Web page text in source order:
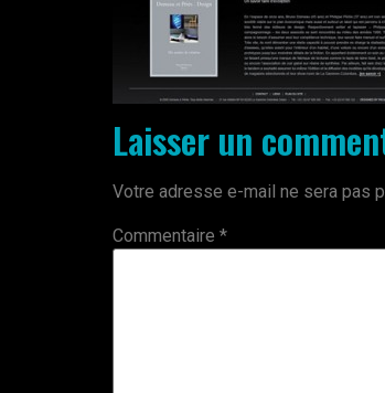
Laisser un
Votre adresse e-mail ne sera pas
Commentaire *